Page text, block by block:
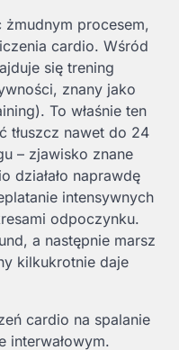
żmudnym procesem,
cardio. Wśród
się trening
znany jako
To właśnie ten
tłuszcz nawet do 24
– zjawisko znane
działało naprawdę
intensywnych
odpoczynku.
a następnie marsz
kilkukrotnie daje
cardio na spalanie
interwałowym.